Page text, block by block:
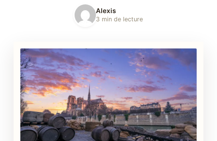
Alexis
3 min de lecture